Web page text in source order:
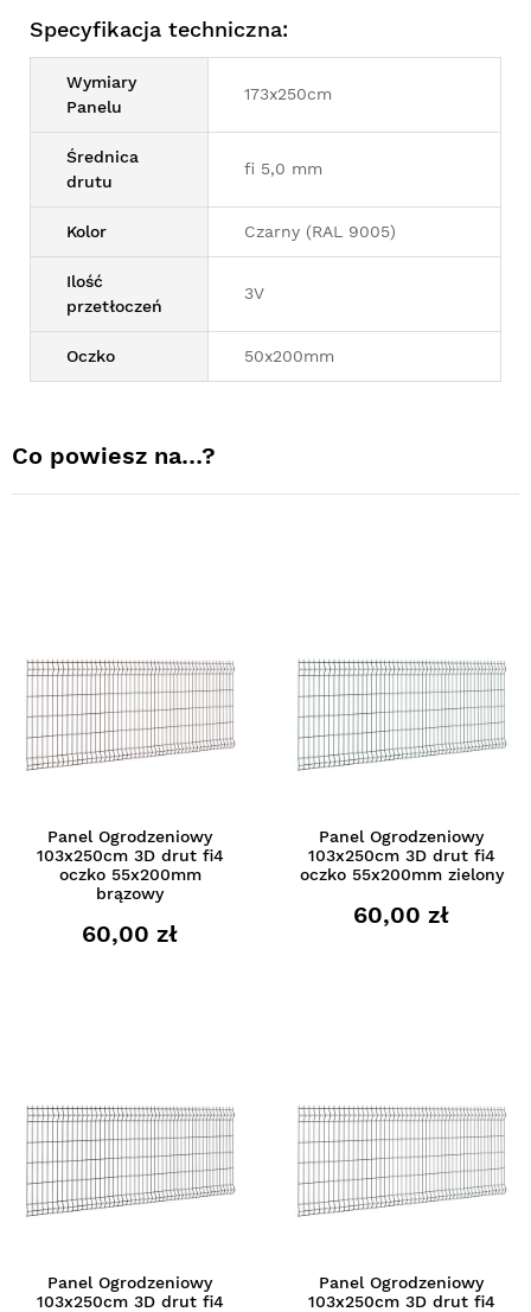
Specyfikacja techniczna:
Wymiary
Panelu
173x250cm
Średnica
drutu
fi 5,0 mm
Kolor Czarny (RAL 9005)
Ilość
przetłoczeń
3V
Oczko 50x200mm
Co powiesz na…?
Panel Ogrodzeniowy
103x250cm 3D drut fi4
oczko 55x200mm
brązowy
60,00 zł
Panel Ogrodzeniowy
103x250cm 3D drut fi4
oczko 55x200mm zielony
60,00 zł
Panel Ogrodzeniowy
103x250cm 3D drut fi4
Panel Ogrodzeniowy
103x250cm 3D drut fi4